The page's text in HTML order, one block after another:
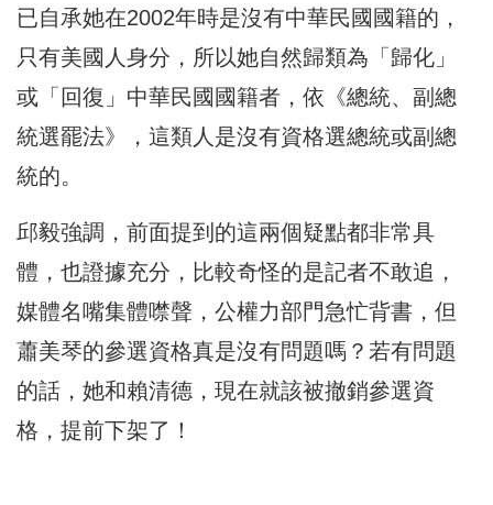
已自承她在2002年時是沒有中華民國國籍的，
只有美國人身分，所以她自然歸類為「歸化」
或「回復」中華民國國籍者，依《總統、副總
統選罷法》，這類人是沒有資格選總統或副總
統的。
邱毅強調，前面提到的這兩個疑點都非常具
體，也證據充分，比較奇怪的是記者不敢追，
媒體名嘴集體噤聲，公權力部門急忙背書，但
蕭美琴的參選資格真是沒有問題嗎？若有問題
的話，她和賴清德，現在就該被撤銷參選資
格，提前下架了！